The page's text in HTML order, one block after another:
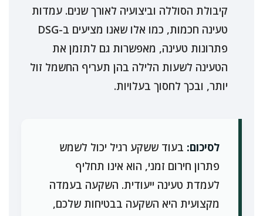
קיבולת הסוללה וביצועיה לאורך שנים. עמדות
טעינה חכמות, כמו אלו שאנו מציעים ב-DSG
פתרונות טעינה, מאפשרות גם לתזמן את
הטעינה לשעות הלילה בהן תעריף החשמל זול
יותר, ובכך לחסוך בעלויות.
לסיכום: בעוד ששקע רגיל יכול לשמש
פתרון חירום זמני, הוא אינו תחליף
לעמדת טעינה ייעודית. השקעה בעמדה
מקצועית היא השקעה בבטיחות שלכם,